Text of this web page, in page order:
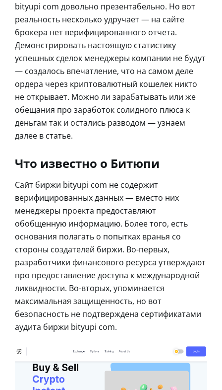
bityupi com довольно презентабельно. Но вот
реальность несколько удручает — на сайте
брокера нет верифицированного отчета.
Демонстрировать настоящую статистику
успешных сделок менеджеры компании не будут
— создалось впечатление, что на самом деле
ордера через криптовалютный кошелек никто
не открывает. Можно ли зарабатывать или же
обещания про заработок солидного плюса к
деньгам так и остались разводом — узнаем
далее в статье.
Что известно о Битюпи
Сайт биржи bityupi com не содержит
верифицированных данных — вместо них
менеджеры проекта предоставляют
обобщенную информацию. Более того, есть
основания полагать о попытках вранья со
стороны создателей биржи. Во-первых,
разработчики финансового ресурса утверждают
про предоставление доступа к международной
ликвидности. Во-вторых, упоминается
максимальная защищенность, но вот
безопасность не подтверждена сертификатами
аудита биржи bityupi com.